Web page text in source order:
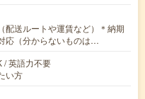
配送ルートや運賃など）＊納期
応（分からないものは…
/ 英語力不要
い方